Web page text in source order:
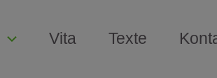
Vita Texte